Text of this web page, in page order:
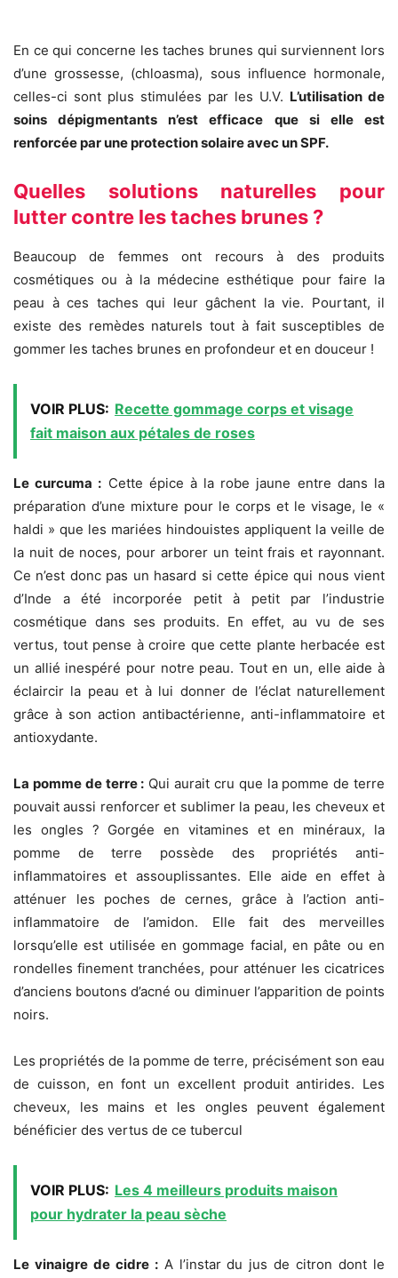
En ce qui concerne les taches brunes qui surviennent lors
d’une grossesse, (chloasma), sous influence hormonale,
celles-ci sont plus stimulées par les U.V. L’utilisation de
soins dépigmentants n’est efficace que si elle est
renforcée par une protection solaire avec un SPF.
Quelles solutions naturelles pour
lutter contre les taches brunes ?
Beaucoup de femmes ont recours à des produits
cosmétiques ou à la médecine esthétique pour faire la
peau à ces taches qui leur gâchent la vie. Pourtant, il
existe des remèdes naturels tout à fait susceptibles de
gommer les taches brunes en profondeur et en douceur !
VOIR PLUS: Recette gommage corps et visage
fait maison aux pétales de roses
Le curcuma : Cette épice à la robe jaune entre dans la
préparation d’une mixture pour le corps et le visage, le «
haldi » que les mariées hindouistes appliquent la veille de
la nuit de noces, pour arborer un teint frais et rayonnant.
Ce n’est donc pas un hasard si cette épice qui nous vient
d’Inde a été incorporée petit à petit par l’industrie
cosmétique dans ses produits. En effet, au vu de ses
vertus, tout pense à croire que cette plante herbacée est
un allié inespéré pour notre peau. Tout en un, elle aide à
éclaircir la peau et à lui donner de l’éclat naturellement
grâce à son action antibactérienne, anti-inflammatoire et
antioxydante.
La pomme de terre : Qui aurait cru que la pomme de terre
pouvait aussi renforcer et sublimer la peau, les cheveux et
les ongles ? Gorgée en vitamines et en minéraux, la
pomme de terre possède des propriétés anti-
inflammatoires et assouplissantes. Elle aide en effet à
atténuer les poches de cernes, grâce à l’action anti-
inflammatoire de l’amidon. Elle fait des merveilles
lorsqu’elle est utilisée en gommage facial, en pâte ou en
rondelles finement tranchées, pour atténuer les cicatrices
d’anciens boutons d’acné ou diminuer l’apparition de points
noirs.
Les propriétés de la pomme de terre, précisément son eau
de cuisson, en font un excellent produit antirides. Les
cheveux, les mains et les ongles peuvent également
bénéficier des vertus de ce tubercul
VOIR PLUS: Les 4 meilleurs produits maison
pour hydrater la peau sèche
Le vinaigre de cidre :A l’instar du jus de citron dont le